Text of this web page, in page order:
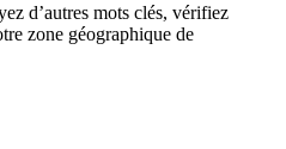
d’autres mots clés, vérifiez
zone géographique de